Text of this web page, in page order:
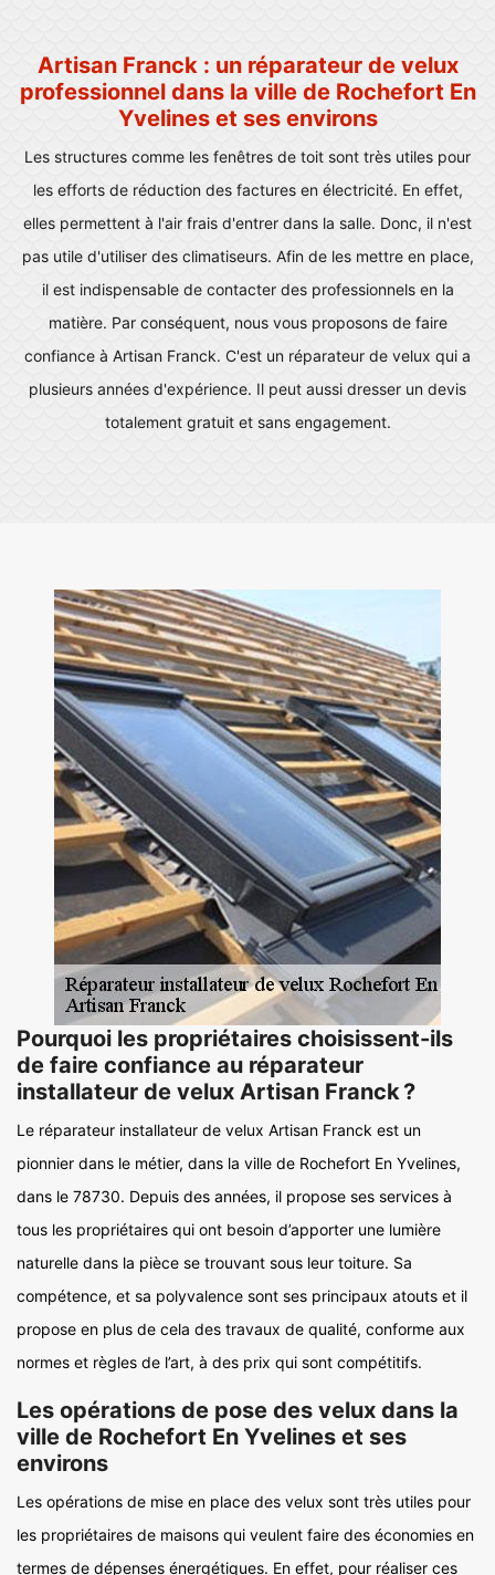
Artisan Franck : un réparateur de velux
professionnel dans la ville de Rochefort En
Yvelines et ses environs
Les structures comme les fenêtres de toit sont très utiles pour
les efforts de réduction des factures en électricité. En effet,
elles permettent à l'air frais d'entrer dans la salle. Donc, il n'est
pas utile d'utiliser des climatiseurs. Afin de les mettre en place,
il est indispensable de contacter des professionnels en la
matière. Par conséquent, nous vous proposons de faire
confiance à Artisan Franck. C'est un réparateur de velux qui a
plusieurs années d'expérience. Il peut aussi dresser un devis
totalement gratuit et sans engagement.
Pourquoi les propriétaires choisissent-ils
de faire confiance au réparateur
installateur de velux Artisan Franck ?
Le réparateur installateur de velux Artisan Franck est un
pionnier dans le métier, dans la ville de Rochefort En Yvelines,
dans le 78730. Depuis des années, il propose ses services à
tous les propriétaires qui ont besoin d’apporter une lumière
naturelle dans la pièce se trouvant sous leur toiture. Sa
compétence, et sa polyvalence sont ses principaux atouts et il
propose en plus de cela des travaux de qualité, conforme aux
normes et règles de l’art, à des prix qui sont compétitifs.
Les opérations de pose des velux dans la
ville de Rochefort En Yvelines et ses
environs
Les opérations de mise en place des velux sont très utiles pour
les propriétaires de maisons qui veulent faire des économies en
termes de dépenses énergétiques. En effet, pour réaliser ces